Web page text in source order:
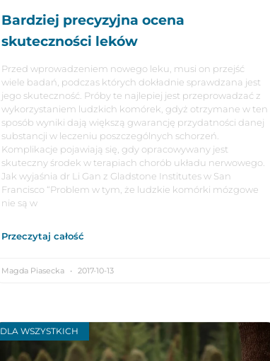
Bardziej precyzyjna ocena
skuteczności leków
Przed wprowadzeniem nowego leku, musi on przejść
wiele badań, podczas których dokładnie sprawdzana jest
jego skuteczność. Próby te najlepiej jest przeprowadzać z
wykorzystaniem ludzkich komórek, gdyż otrzymane w ten
sposób wyniki dają większą gwarancję przydatności danej
substancji w leczeniu poszczególnych schorzeń.
Komplikacje pojawiają się, gdy opracowywany jest
skuteczny środek w terapiach chorób układu nerwowego.
Jak wyjaśnia dr Li Gan z Gladstone Institutes w San
Francisco “Problem w tym, że ludzkie komórki mózgowe
nie są w
Przeczytaj całość
Magda Piasecka 2017-10-13
DLA WSZYSTKICH